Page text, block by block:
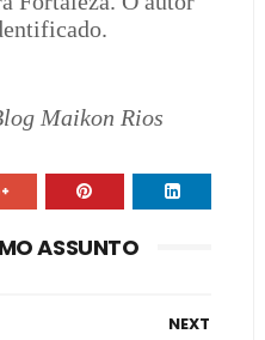
Maikon Rios
ASSUNTO
NEXT